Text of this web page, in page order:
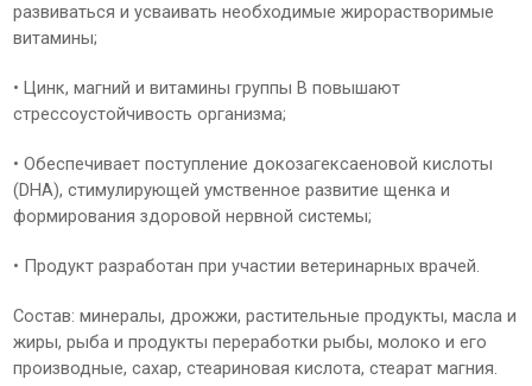
развиваться и усваивать необходимые жирорастворимые
витамины;
• Цинк, магний и витамины группы В повышают
стрессоустойчивость организма;
• Обеспечивает поступление докозагексаеновой кислоты
(DHA), стимулирующей умственное развитие щенка и
формирования здоровой нервной системы;
• Продукт разработан при участии ветеринарных врачей.
Состав: минералы, дрожжи, растительные продукты, масла и
жиры, рыба и продукты переработки рыбы, молоко и его
производные, сахар, стеариновая кислота, стеарат магния.